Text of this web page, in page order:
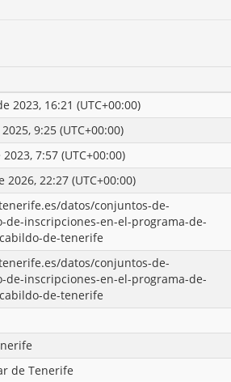
2023, 16:21 (UTC+00:00)
9:25 (UTC+00:00)
7:57 (UTC+00:00)
2026, 22:27 (UTC+00:00)
datos/conjuntos-de-
de-inscripciones-en-el-programa-de-
de-tenerife
datos/conjuntos-de-
de-inscripciones-en-el-programa-de-
de-tenerife
de Tenerife